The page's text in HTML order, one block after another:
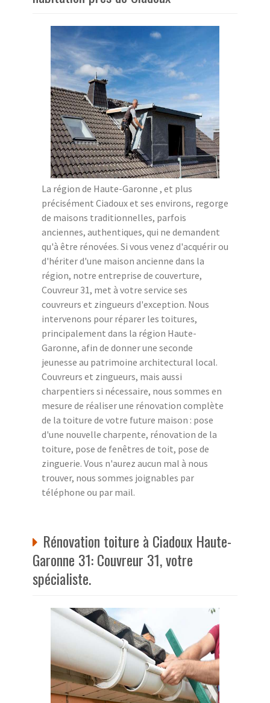
La région de Haute-Garonne , et plus
précisément Ciadoux et ses environs, regorge
de maisons traditionnelles, parfois
anciennes, authentiques, qui ne demandent
qu'à être rénovées. Si vous venez d'acquérir ou
d'hériter d'une maison ancienne dans la
région, notre entreprise de couverture,
Couvreur 31, met à votre service ses
couvreurs et zingueurs d'exception. Nous
intervenons pour réparer les toitures,
principalement dans la région Haute-
Garonne, afin de donner une seconde
jeunesse au patrimoine architectural local.
Couvreurs et zingueurs, mais aussi
charpentiers si nécessaire, nous sommes en
mesure de réaliser une rénovation complète
de la toiture de votre future maison : pose
d'une nouvelle charpente, rénovation de la
toiture, pose de fenêtres de toit, pose de
zinguerie. Vous n'aurez aucun mal à nous
trouver, nous sommes joignables par
téléphone ou par mail.
Rénovation toiture à Ciadoux Haute-
Garonne 31: Couvreur 31, votre
spécialiste.